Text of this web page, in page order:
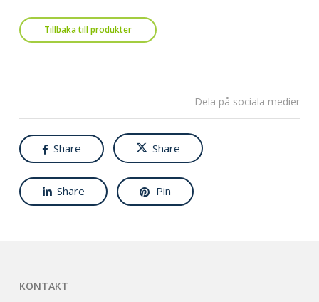
Tillbaka till produkter
Dela på sociala medier
Share Share
Share Pin
KONTAKT